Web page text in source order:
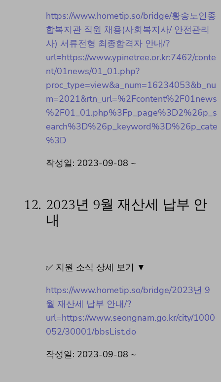
https://www.hometip.so/bridge/황송노인종
합복지관 직원 채용(사회복지사/ 안전관리
사) 서류전형 최종합격자 안내/?
url=https://www.ypinetree.or.kr:7462/conte
nt/01news/01_01.php?
proc_type=view&a_num=16234053&b_nu
m=2021&rtn_url=%2Fcontent%2F01news
%2F01_01.php%3Fp_page%3D2%26p_s
earch%3D%26p_keyword%3D%26p_cate
%3D
작성일: 2023-09-08 ~
12. 2023년 9월 재산세 납부 안
내
✅ 지원 소식 상세 보기 ▼
https://www.hometip.so/bridge/2023년 9
월 재산세 납부 안내/?
url=https://www.seongnam.go.kr/city/1000
052/30001/bbsList.do
작성일: 2023-09-08 ~